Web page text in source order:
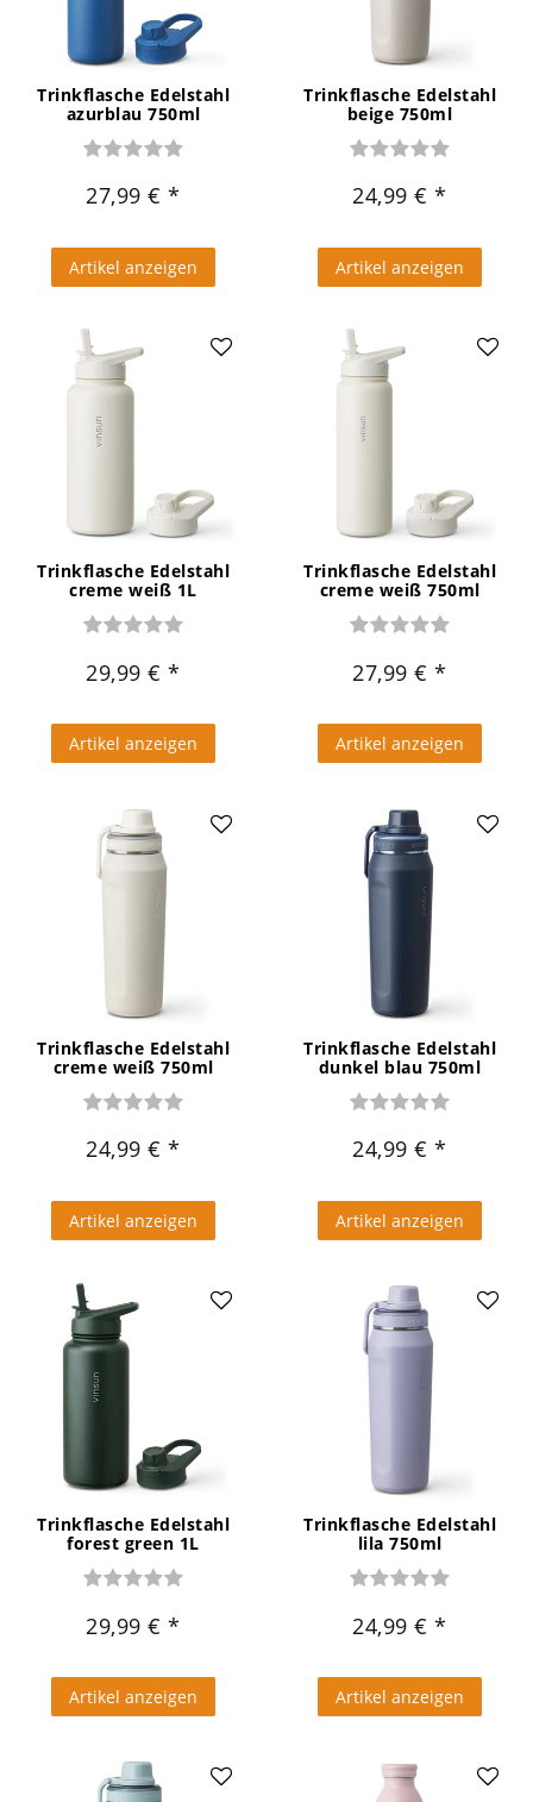
Trinkflasche Edelstahl
azurblau 750ml
27,99 €
Artikel anzeigen
Trinkflasche Edelstahl
beige 750ml
24,99 €
Artikel anzeigen
Trinkflasche Edelstahl
creme weiß 1L
29,99 €
Artikel anzeigen
Trinkflasche Edelstahl
creme weiß 750ml
27,99 €
Artikel anzeigen
Trinkflasche Edelstahl
creme weiß 750ml
24,99 €
Artikel anzeigen
Trinkflasche Edelstahl
dunkel blau 750ml
24,99 €
Artikel anzeigen
Trinkflasche Edelstahl
forest green 1L
29,99 €
Artikel anzeigen
Trinkflasche Edelstahl
lila 750ml
24,99 €
Artikel anzeigen